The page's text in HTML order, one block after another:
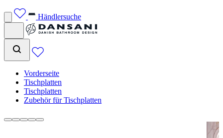
Händlersuche
Vorderseite
Tischplatten
Tischplatten
Zubehör für Tischplatten